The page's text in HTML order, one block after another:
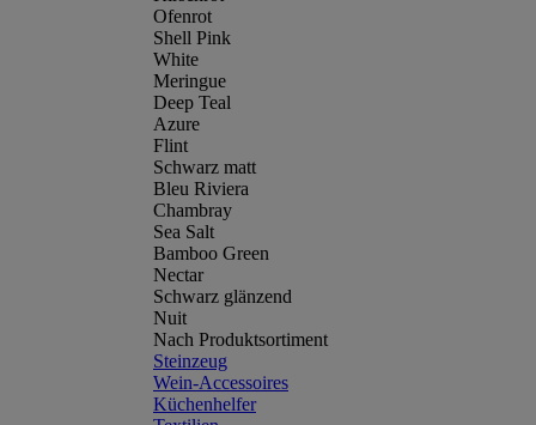
Ofenrot
Shell Pink
White
Meringue
Deep Teal
Azure
Flint
Schwarz matt
Bleu Riviera
Chambray
Sea Salt
Bamboo Green
Nectar
Schwarz glänzend
Nuit
Nach Produktsortiment
Steinzeug
Wein-Accessoires
Küchenhelfer